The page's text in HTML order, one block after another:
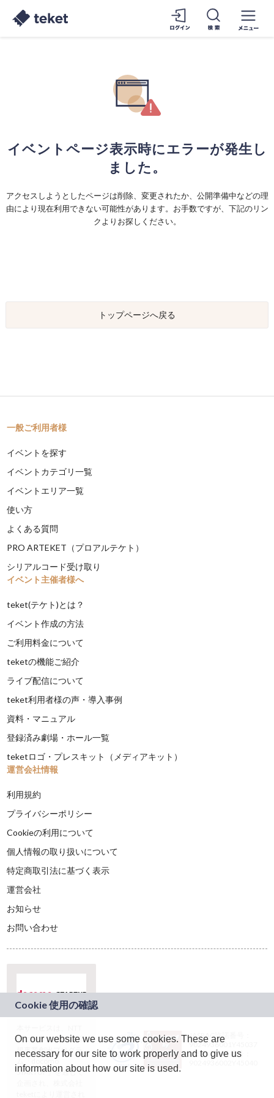
イベントページ表示時にエラーが発生し
ました。
アクセスしようとしたページは削除、変更されたか、公開準備中などの理
由により現在利用できない可能性があります。お手数ですが、下記のリン
クよりお探しください。
トップページへ戻る
一般ご利用者様
イベントを探す
イベントカテゴリ一覧
イベントエリア一覧
使い方
よくある質問
PRO ARTEKET（プロアルテケト）
シリアルコード受け取り
イベント主催者様へ
teket(テケト)とは？
イベント作成の方法
ご利用料金について
teketの機能ご紹介
ライブ配信について
teket利用者様の声・導入事例
資料・マニュアル
登録済み劇場・ホール一覧
teketロゴ・プレスキット（メディアキット）
運営会社情報
利用規約
プライバシーポリシー
Cookieの利用について
個人情報の取り扱いについて
特定商取引法に基づく表示
運営会社
お知らせ
お問い合わせ
ドコモグループの新
規事業創出プログラ
ム「docomo
STARTUP」を通じて
JASRAC許諾番号：
9024936001Y45037
JASRAC許諾番号：
On our website we use some cookies. These are
necessary for our site to work properly and to give us
information about how our site is used.